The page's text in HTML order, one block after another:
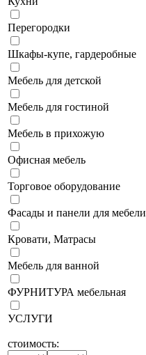
Перегородки
Шкафы-купе, гардеробные
Мебель для детской
Мебель для гостиной
Мебель в прихожую
Офисная мебель
Торговое оборудование
Фасады и панели для мебели
Кровати, Матрасы
Мебель для ванной
ФУРНИТУРА мебельная
УСЛУГИ
стоимость: